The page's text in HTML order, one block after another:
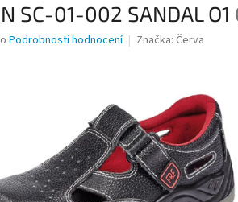
SC-01-002 SANDAL O1
Podrobnosti hodnocení Značka: Červa